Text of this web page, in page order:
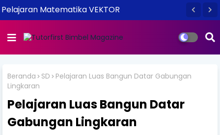
Pelajaran Matematika VEKTOR
Beranda SD
Pelajaran Luas Bangun Datar Gabungan
Lingkaran
Pelajaran Luas Bangun Datar
Gabungan Lingkaran